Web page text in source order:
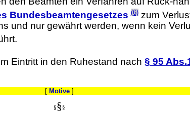
Bundesbeamtengesetzes (6)zum
und nur gewährt werden, wenn kein
Eintritt in den Ruhestand nach § 95
[ Motive]
§§ §